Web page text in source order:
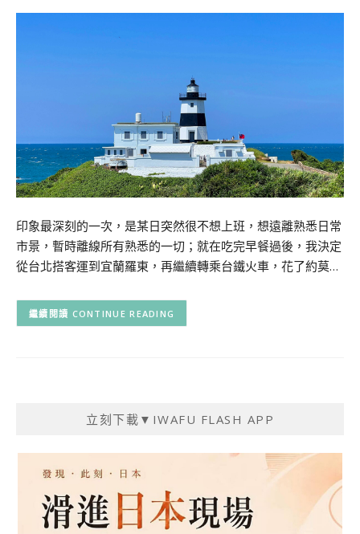
印象最深刻的一次，是某日突然很不想上班，想遠離熟悉日常
市景，暫時離線所有熟悉的一切；就在吃完早餐過後，我決定
從台北搭客運到宜蘭羅東，再繼續轉乘台鐵火車，花了約莫…
CONTINUE READING
立刻下載▼IWAFU FLASH APP